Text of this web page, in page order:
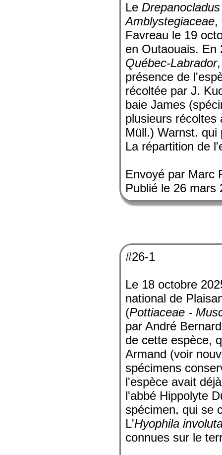
Le
Amblystegiaceae,
Favreau le 19
en Outaouais.
Québec-Labrador
présence de
récoltée par J.
baie James
plusieurs
Müll.) Warnst.
La répartition de
Envoyé par Marc
Publié le 26 mars
#26-1
Le 18 octobre
national de
(Pottiaceae -
par André
de cette espèce,
Armand (voir
spécimens
l'espèce avait
l'abbé Hippolyte
spécimen, qui se
L'Hyophila
connues sur le